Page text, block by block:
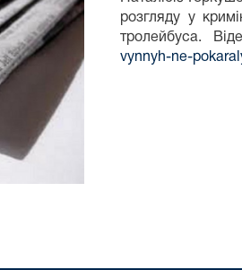
розгляду у
тролейбуса.
vynnyh-ne-